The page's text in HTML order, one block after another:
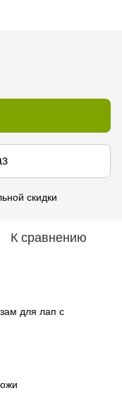
скидки
К сравнению
для лап с